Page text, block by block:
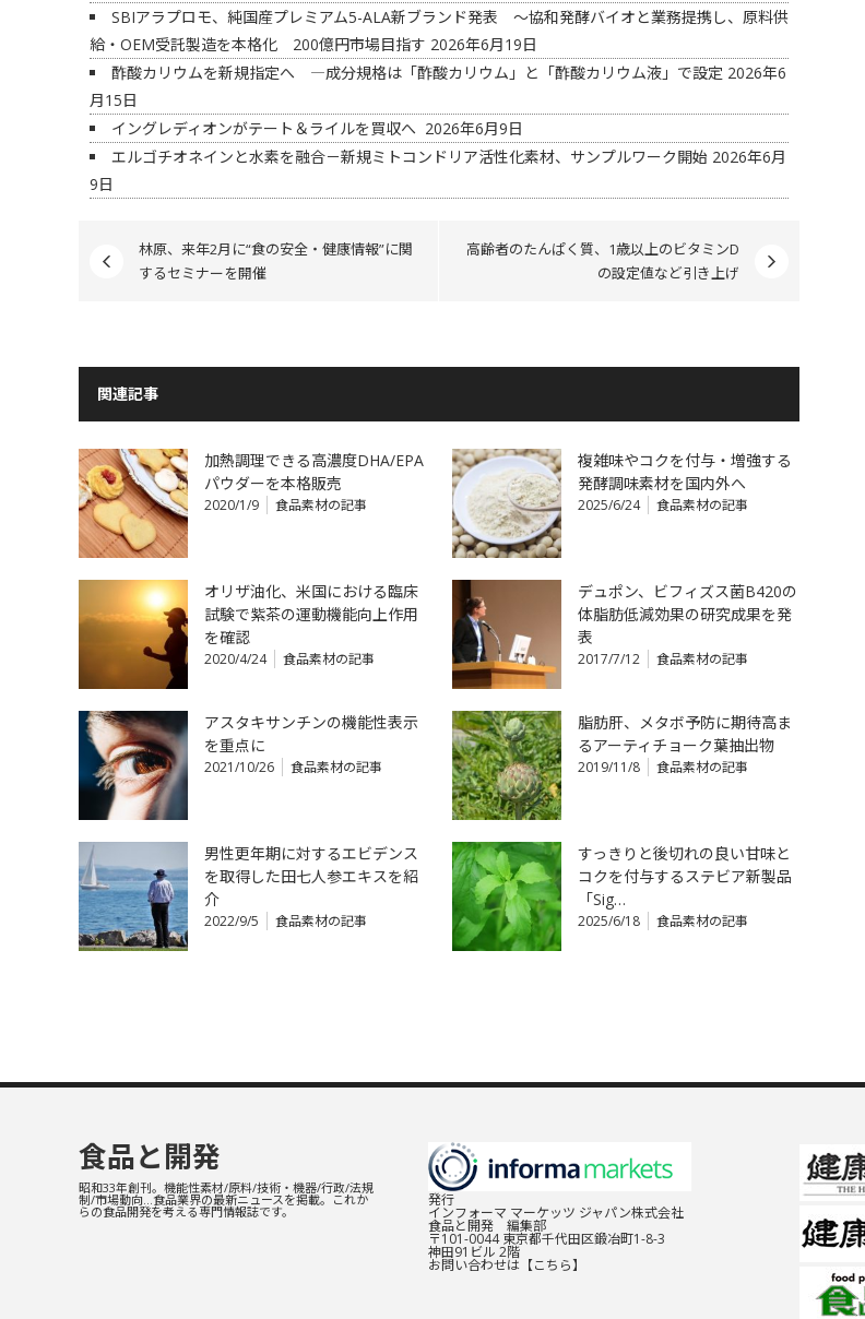
SBIアラプロモ、純国産プレミアム5-ALA新ブランド発表 ～協和発酵バイオと業務提携し、原料供
給・OEM受託製造を本格化 200億円市場目指す 2026年6月19日
酢酸カリウムを新規指定へ ―成分規格は「酢酸カリウム」と「酢酸カリウム液」で設定 2026年6
月15日
イングレディオンがテート＆ライルを買収へ 2026年6月9日
エルゴチオネインと水素を融合－新規ミトコンドリア活性化素材、サンプルワーク開始 2026年6月
9日
林原、来年2月に“食の安全・健康情報”に関
するセミナーを開催
高齢者のたんぱく質、1歳以上のビタミンD
の設定値など引き上げ
関連記事
加熱調理できる高濃度DHA/EPA
パウダーを本格販売
2020/1/9 食品素材の記事
複雑味やコクを付与・増強する
発酵調味素材を国内外へ
2025/6/24 食品素材の記事
オリザ油化、米国における臨床
試験で紫茶の運動機能向上作用
を確認
2020/4/24 食品素材の記事
デュポン、ビフィズス菌B420の
体脂肪低減効果の研究成果を発
表
2017/7/12 食品素材の記事
アスタキサンチンの機能性表示
を重点に
2021/10/26 食品素材の記事
脂肪肝、メタボ予防に期待高ま
るアーティチョーク葉抽出物
2019/11/8 食品素材の記事
男性更年期に対するエビデンス
を取得した田七人参エキスを紹
介
2022/9/5 食品素材の記事
すっきりと後切れの良い甘味と
コクを付与するステビア新製品
「Sig…
2025/6/18 食品素材の記事
発行
インフォーマ マーケッツ ジャパン株式会社
食品と開発 編集部
〒101-0044 東京都千代田区鍛冶町1-8-3
神田91ビル 2階
お問い合わせは 【こちら】
食品と開発
昭和33年創刊。機能性素材/原料/技術・機器/行政/法規
制/市場動向…食品業界の最新ニュースを掲載。これか
らの食品開発を考える専門情報誌です。